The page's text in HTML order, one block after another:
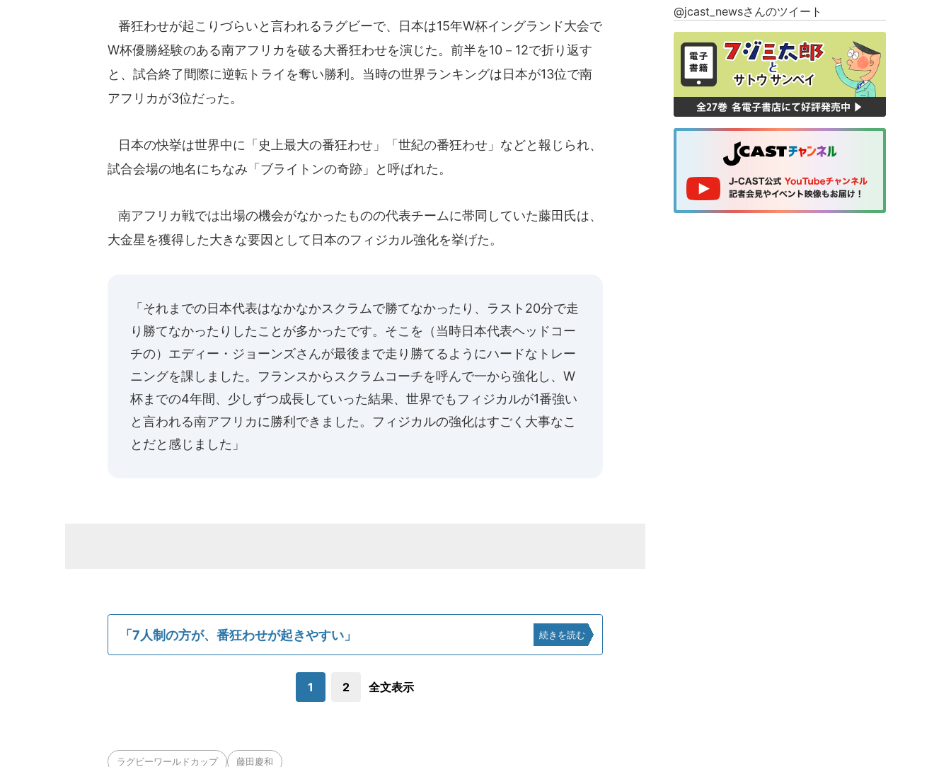
番狂わせが起こりづらいと言われるラグビーで、日本は15年W杯イングランド大会で
W杯優勝経験のある南アフリカを破る大番狂わせを演じた。前半を10－12で折り返す
と、試合終了間際に逆転トライを奪い勝利。当時の世界ランキングは日本が13位で南
アフリカが3位だった。
日本の快挙は世界中に「史上最大の番狂わせ」「世紀の番狂わせ」などと報じられ、
試合会場の地名にちなみ「ブライトンの奇跡」と呼ばれた。
南アフリカ戦では出場の機会がなかったものの代表チームに帯同していた藤田氏は、
大金星を獲得した大きな要因として日本のフィジカル強化を挙げた。
「それまでの日本代表はなかなかスクラムで勝てなかったり、ラスト20分で走
り勝てなかったりしたことが多かったです。そこを（当時日本代表ヘッドコー
チの）エディー・ジョーンズさんが最後まで走り勝てるようにハードなトレー
ニングを課しました。フランスからスクラムコーチを呼んで一から強化し、W
杯までの4年間、少しずつ成長していった結果、世界でもフィジカルが1番強い
と言われる南アフリカに勝利できました。フィジカルの強化はすごく大事なこ
とだと感じました」
「7人制の方が、番狂わせが起きやすい」 続きを読む
1 2 全文表示
ラグビーワールドカップ 藤田慶和
@jcast_newsさんのツイート